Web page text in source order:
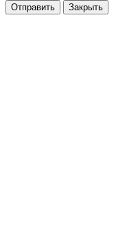
Отправить Закрыть